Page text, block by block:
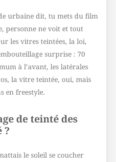
urbaine dit, tu mets du film
personne ne voit et tout
les vitres teintées, la loi,
surprise : 70
à l’avant, les latérales
la vitre teintée, oui, mais
en freestyle.
de teinté des
?
le soleil se coucher